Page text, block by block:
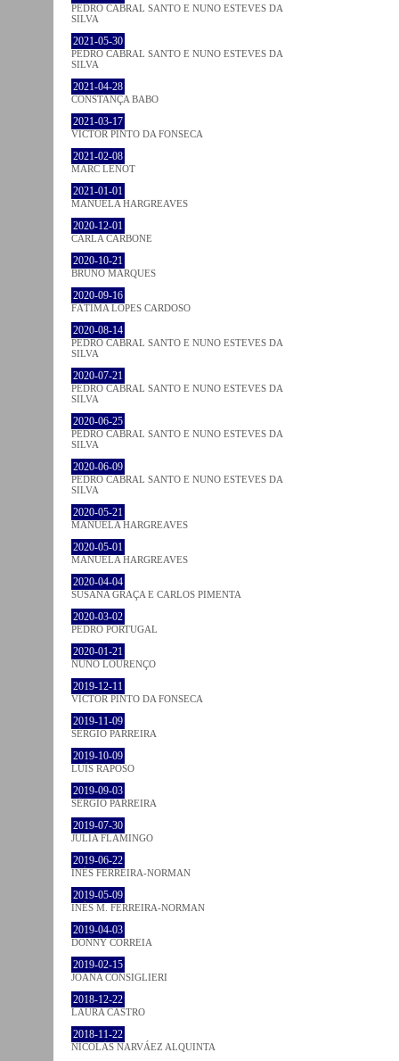
PEDRO CABRAL SANTO E NUNO ESTEVES DA
SILVA
2021-05-30
PEDRO CABRAL SANTO E NUNO ESTEVES DA
SILVA
2021-04-28
CONSTANÇA BABO
2021-03-17
VICTOR PINTO DA FONSECA
2021-02-08
MARC LENOT
2021-01-01
MANUELA HARGREAVES
2020-12-01
CARLA CARBONE
2020-10-21
BRUNO MARQUES
2020-09-16
FÁTIMA LOPES CARDOSO
2020-08-14
PEDRO CABRAL SANTO E NUNO ESTEVES DA
SILVA
2020-07-21
PEDRO CABRAL SANTO E NUNO ESTEVES DA
SILVA
2020-06-25
PEDRO CABRAL SANTO E NUNO ESTEVES DA
SILVA
2020-06-09
PEDRO CABRAL SANTO E NUNO ESTEVES DA
SILVA
2020-05-21
MANUELA HARGREAVES
2020-05-01
MANUELA HARGREAVES
2020-04-04
SUSANA GRAÇA E CARLOS PIMENTA
2020-03-02
PEDRO PORTUGAL
2020-01-21
NUNO LOURENÇO
2019-12-11
VICTOR PINTO DA FONSECA
2019-11-09
SÉRGIO PARREIRA
2019-10-09
LUÍS RAPOSO
2019-09-03
SÉRGIO PARREIRA
2019-07-30
JULIA FLAMINGO
2019-06-22
INÊS FERREIRA-NORMAN
2019-05-09
INÊS M. FERREIRA-NORMAN
2019-04-03
DONNY CORREIA
2019-02-15
JOANA CONSIGLIERI
2018-12-22
LAURA CASTRO
2018-11-22
NICOLÁS NARVÁEZ ALQUINTA